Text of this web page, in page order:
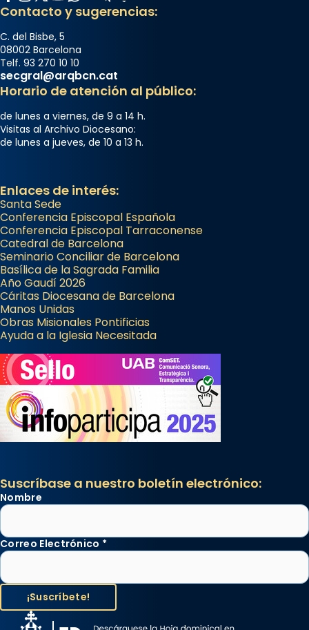
Contacto y sugerencias:
C. del Bisbe, 5
08002 Barcelona
Telf. 93 270 10 10
secgral@arqbcn.cat
Horario de atención al público:
de lunes a viernes, de 9 a 14 h.
Visitas al Archivo Diocesano:
de lunes a jueves, de 10 a 13 h.
Enlaces de interés:
Santa Sede
Conferencia Episcopal Española
Conferencia Episcopal Tarraconense
Catedral de Barcelona
Seminario Conciliar de Barcelona
Basílica de la Sagrada Familia
Año Gaudí 2026
Cáritas Diocesana de Barcelona
Manos Unidas
Obras Misionales Pontificias
Ayuda a la Iglesia Necesitada
Suscríbase a nuestro boletín electrónico:
Nombre
Correo Electrónico *